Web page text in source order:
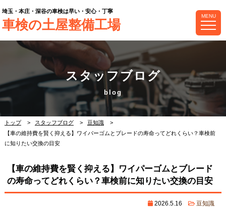
埼玉・本庄・深谷の車検は早い・安心・丁寧
車検の土屋整備工場
MENU
スタッフブログ
トップ スタッフブログ
豆知識
【車の維持費を賢く抑える】ワイパーゴムとブレードの寿命ってどれくらい？車検前
に知りたい交換の目安
【車の維持費を賢く抑える】ワイパーゴムとブレード
の寿命ってどれくらい？車検前に知りたい交換の目安
2026.5.16 豆知識